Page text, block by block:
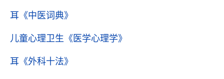
耳 《中医词典》
儿童心理卫生 《医学心理学》
耳 《外科十法》